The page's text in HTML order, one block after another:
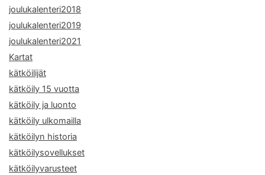
joulukalenteri2018
joulukalenteri2019
joulukalenteri2021
Kartat
kätköilijät
kätköily 15 vuotta
kätköily ja luonto
kätköily ulkomailla
kätköilyn historia
kätköilysovellukset
kätköilyvarusteet